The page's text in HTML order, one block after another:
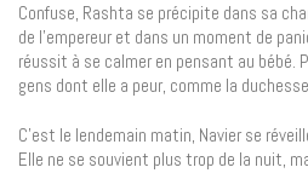
Confuse, Rashta se précipite dans sa
de l’empereur et dans un moment de
réussit à se calmer en pensant au bébé.
gens dont elle a peur, comme la
C’est le lendemain matin, Navier se
Elle ne se souvient plus trop de la nuit,